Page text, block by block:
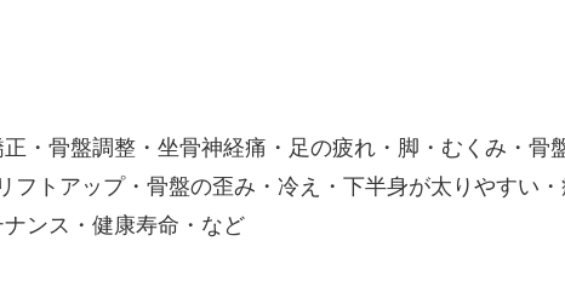
・骨盤調整・坐骨神経痛・足の疲れ・脚・むくみ・
フトアップ・骨盤の歪み・冷え・下半身が太りやすい
ンス・健康寿命・など